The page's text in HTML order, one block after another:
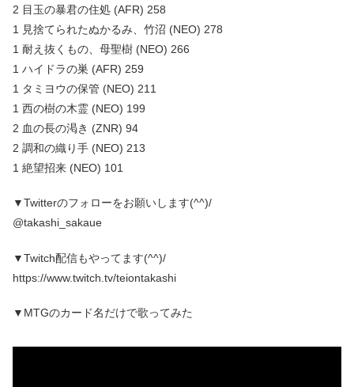
2 目玉の暴君の住処 (AFR) 258
1 見捨てられたぬかるみ、竹沼 (NEO) 278
1 耐え抜くもの、母聖樹 (NEO) 266
1 ハイドラの巣 (AFR) 259
1 タミヨウの保管 (NEO) 211
1 西の樹の木霊 (NEO) 199
2 血の長の渇き (ZNR) 94
2 調和の織り手 (NEO) 213
1 絶望招来 (NEO) 101
▼Twitterのフォローをお願いします(^^)/
@takashi_sakaue​
▼Twitch配信もやってます(^^)/
https://www.twitch.tv/teiontakashi
▼MTGのカード名だけで歌ってみた